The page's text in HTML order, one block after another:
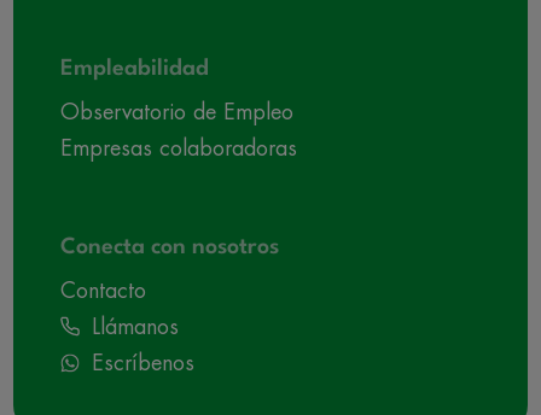
Empleabilidad
Observatorio de Empleo
Empresas colaboradoras
Conecta con nosotros
Contacto
Llámanos
Escríbenos